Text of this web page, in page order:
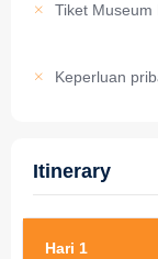
Tiket Museum
Keperluan
Itinerary
Hari 1